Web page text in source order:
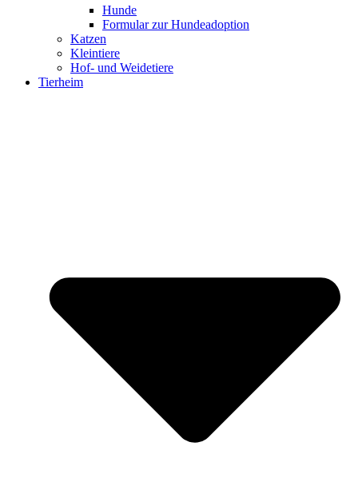
Hunde
Formular zur Hundeadoption
Katzen
Kleintiere
Hof- und Weidetiere
Tierheim